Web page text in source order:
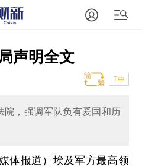
声明全文
T中
院，强调军队负有爱国和历
体报道） 埃及军方最高领